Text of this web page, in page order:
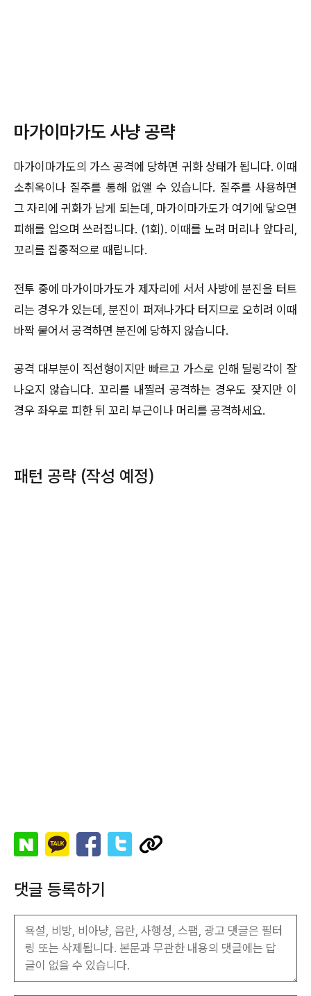
마가이마가도 사냥 공략
마가이마가도의 가스 공격에 당하면 귀화 상태가 됩니다. 이때
소취옥이나 질주를 통해 없앨 수 있습니다. 질주를 사용하면
그 자리에 귀화가 남게 되는데, 마가이마가도가 여기에 닿으면
피해를 입으며 쓰러집니다. (1회). 이때를 노려 머리나 앞다리,
꼬리를 집중적으로 때립니다.
전투 중에 마가이마가도가 제자리에 서서 사방에 분진을 터트
리는 경우가 있는데, 분진이 퍼져나가다 터지므로 오히려 이때
바짝 붙어서 공격하면 분진에 당하지 않습니다.
공격 대부분이 직선형이지만 빠르고 가스로 인해 딜링각이 잘
나오지 않습니다. 꼬리를 내찔러 공격하는 경우도 잦지만 이
경우 좌우로 피한 뒤 꼬리 부근이나 머리를 공격하세요.
패턴 공략 (작성 예정)
댓글 등록하기